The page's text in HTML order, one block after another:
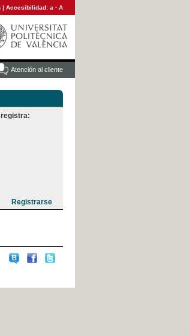
| Accesibilidad: a · A
Atención al cliente